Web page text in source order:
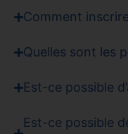
Comment
Quelles sont les
Est-ce possible
Est-ce possible